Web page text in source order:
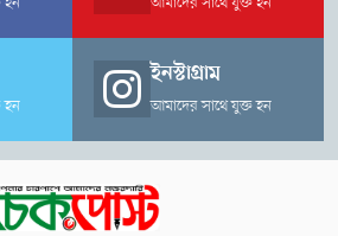
Colman Domingoসহ আরও অনেকে।
হন
ইনস্টাগ্রাম
আমাদের সাথে যুক্ত হন